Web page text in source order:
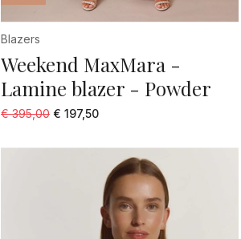
Blazers
Weekend MaxMara -
Lamine blazer - Powder
€ 395,00 € 197,50